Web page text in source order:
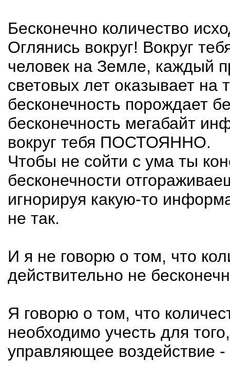
Бесконечно количество
Оглянись вокруг! Вокруг
человек на Земле, каждый
световых лет оказывает на
бесконечность порождает
бесконечность мегабайт
вокруг тебя ПОСТОЯННО.
Чтобы не сойти с ума ты
бесконечности
игнорируя какую-то
не так.
И я не говорю о том, что
действительно не
Я говорю о том, что
необходимо учесть для
управляющее воздействие -